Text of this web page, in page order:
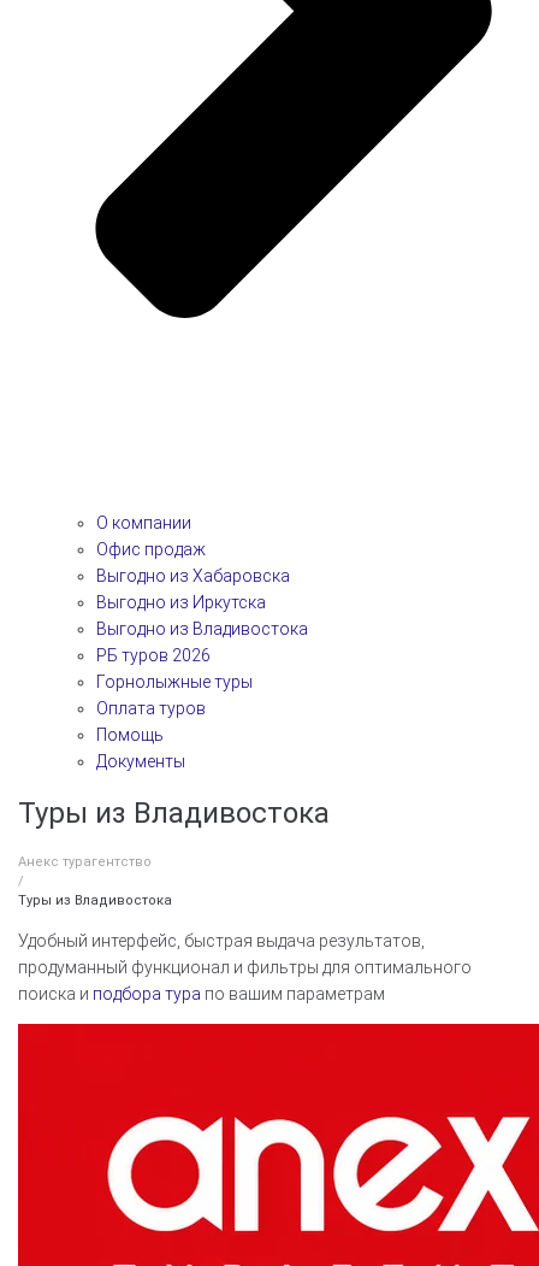
О компании
Офис продаж
Выгодно из Хабаровска
Выгодно из Иркутска
Выгодно из Владивостока
РБ туров 2026
Горнолыжные туры
Оплата туров
Помощь
Документы
Туры из Владивостока
Анекс турагентство
/
Туры из Владивостока
Удобный интерфейс, быстрая выдача результатов,
продуманный функционал и фильтры для оптимального
поиска и подбора тура по вашим параметрам